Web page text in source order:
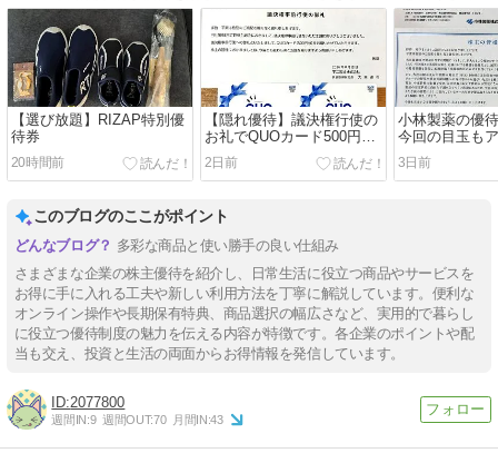
【選び放題】RIZAP特別優
待券
20時間前
【隠れ優待】議決権行使の
お礼でQUOカード500円分
が到着！でも本命はあの優
待
2日前
小林製薬の優
今回の目玉も
ト!?内容は⁉
3日前
このブログのここがポイント
多彩な商品と使い勝手の良い仕組み
さまざまな企業の株主優待を紹介し、日常生活に役立つ商品やサービスを
お得に手に入れる工夫や新しい利用方法を丁寧に解説しています。便利な
オンライン操作や長期保有特典、商品選択の幅広さなど、実用的で暮らし
に役立つ優待制度の魅力を伝える内容が特徴です。各企業のポイントや配
当も交え、投資と生活の両面からお得情報を発信しています。
2077800
週間IN:9 週間OUT:70 月間IN:43